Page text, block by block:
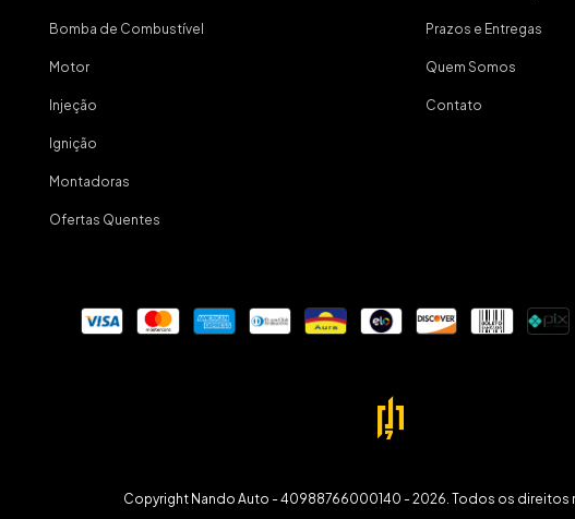
Bomba de Combustível
Motor
Injeção
Ignição
Montadoras
Ofertas Quentes
Prazos e Entregas
Quem Somos
Contato
Copyright Nando Auto - 40988766000140 - 2026. Todos os direitos